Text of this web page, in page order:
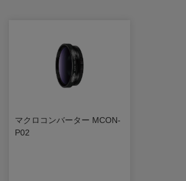
マクロコンバーター MCON-
P02